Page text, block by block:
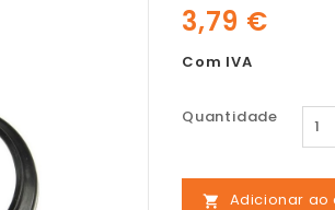
3,79 €
Com IVA
Quantidade
 Adicionar ao